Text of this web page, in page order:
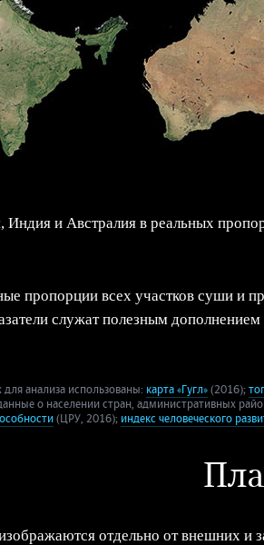
Индия и Австралия в реальных
пропорции всех участков суши и
служат полезным
анализа использованы: карта «Гугл»(2016);
о населении стран, административных
(ЦРУ, 2016); индекс человеческого
отдельно от внешних и